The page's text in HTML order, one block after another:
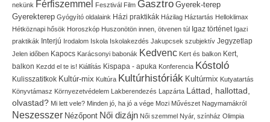
nekünk Férfiszemmel Fesztivál Film Gasztro Gyerek-terep
Gyerekterep Gyógyító oldalaink Házi praktikák Házilag Háztartás Helloklimax
Hétköznapi hősök Horoszkóp Huszonötön innen, ötvenen túl Igaz történet Igazi
praktikák Interjú Irodalom Iskola Iskolakezdés Jakupcsek szubjektív Jegyzetlap
Jelen időben Kapocs Karácsonyi babonák Kedvenc Kert és balkon Kert,
balkon Kezdd el te is! Kiállítás Kispapa - apuka Konferencia Kóstoló
Kulisszatitkok Kultúr-mix Kultúra Kultúrhistóriák Kultúrmix Kutyatartás
Könyvtámasz Környezetvédelem Lakberendezés Lapzárta Láttad, hallottad,
olvastad? Mi lett vele? Minden jó, ha jó a vége Mozi Művészet Nagymamákról
Neszesszer Nézőpont Női dizájn Női szemmel Nyár, színház Olimpia